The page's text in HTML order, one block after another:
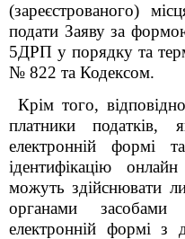
(зареєстрованого)
подати Заяву за
5ДРП у порядку та
№ 822 та Кодексом.
Крім того,
платники податків,
електронній формі
ідентифікацію
можуть здійснювати
органами
електронній формі з